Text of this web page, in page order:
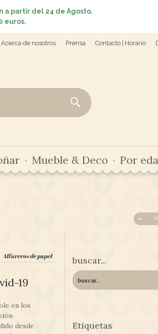
a partir del 24 de Agosto.
euros.
Acerca de nosotros Prensa Contacto | Horario
Mueble & Deco Por
Alfareros de papel
19
en los
desde
buscar...
Etiquetas